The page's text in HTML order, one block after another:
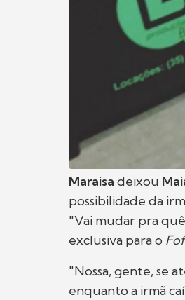
Maraisa deixou
possibilidade da
"Vai mudar pra
exclusiva para o
"Nossa, gente, se
enquanto a irmã